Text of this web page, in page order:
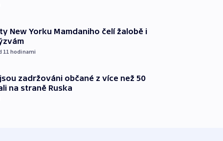
New Yorku Mamdaniho čelí žalobě i
11 hodinami
zadržováni občané z více než 50
na straně Ruska